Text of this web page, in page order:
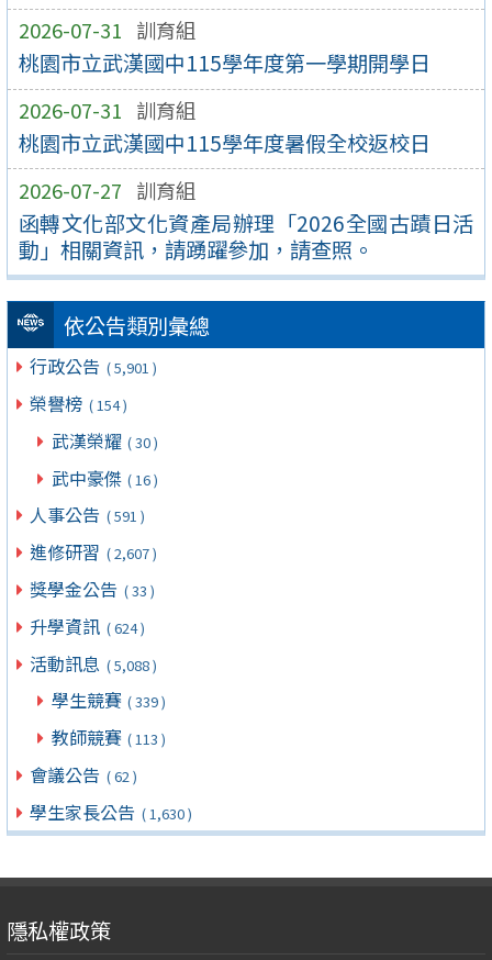
2026-07-31 訓育組
桃園市立武漢國中115學年度第一學期開學日
2026-07-31 訓育組
桃園市立武漢國中115學年度暑假全校返校日
2026-07-27 訓育組
函轉文化部文化資產局辦理「2026全國古蹟日活
動」相關資訊，請踴躍參加，請查照。
依公告類別彙總
行政公告 ( 5,901 )
榮譽榜 ( 154 )
武漢榮耀 ( 30 )
武中豪傑 ( 16 )
人事公告 ( 591 )
進修研習 ( 2,607 )
獎學金公告 ( 33 )
升學資訊 ( 624 )
活動訊息 ( 5,088 )
學生競賽 ( 339 )
教師競賽 ( 113 )
會議公告 ( 62 )
學生家長公告 ( 1,630 )
隱私權政策